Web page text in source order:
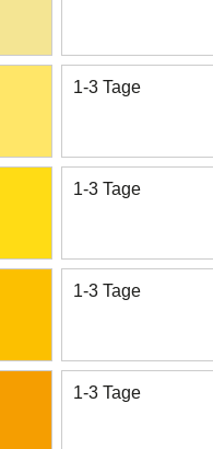
1-3 Tage
1-3 Tage
1-3 Tage
1-3 Tage